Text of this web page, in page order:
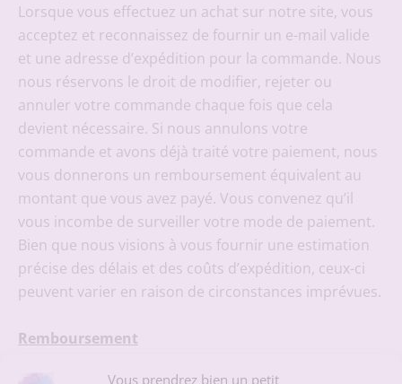
Vous prendrez bien un petit
Lorsque vous effectuez un achat sur notre site, vous
acceptez et reconnaissez de fournir un e-mail valide
et une adresse d’expédition pour la commande. Nous
nous réservons le droit de modifier, rejeter ou
annuler votre commande chaque fois que cela
devient nécessaire. Si nous annulons votre
commande et avons déjà traité votre paiement, nous
vous donnerons un remboursement équivalent au
montant que vous avez payé. Vous convenez qu’il
vous incombe de surveiller votre mode de paiement.
Bien que nous visions à vous fournir une estimation
précise des délais et des coûts d’expédition, ceux-ci
peuvent varier en raison de circonstances imprévues.
Remboursement